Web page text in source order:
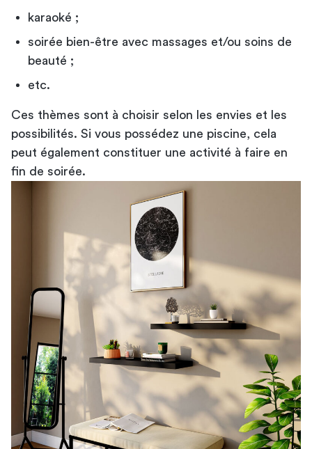
karaoké ;
soirée bien-être avec massages et/ou soins de
beauté ;
etc.
Ces thèmes sont à choisir selon les envies et les
possibilités. Si vous possédez une piscine, cela
peut également constituer une activité à faire en
fin de soirée.